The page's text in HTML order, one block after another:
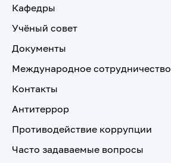
Кафедры
Учёный совет
Документы
Международное сотрудничество
Контакты
Антитеррор
Противодействие коррупции
Часто задаваемые вопросы